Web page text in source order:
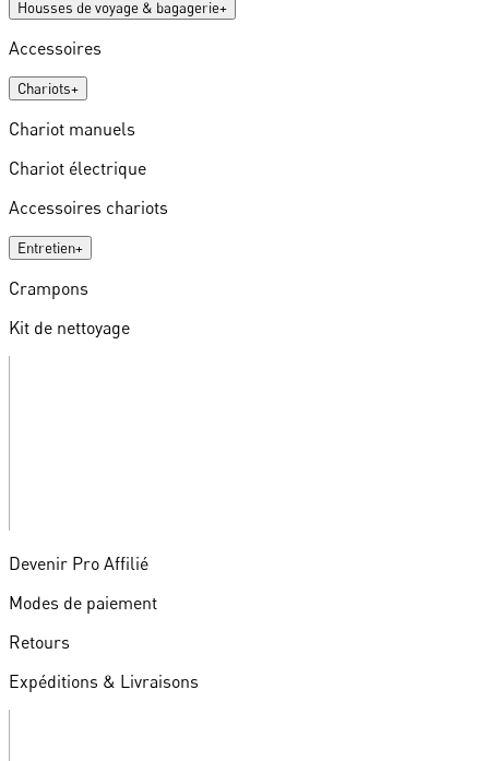
Housses de voyage & bagagerie+
Accessoires
Chariots+
Chariot manuels
Chariot électrique
Accessoires chariots
Entretien+
Crampons
Kit de nettoyage
Devenir Pro Affilié
Modes de paiement
Retours
Expéditions & Livraisons